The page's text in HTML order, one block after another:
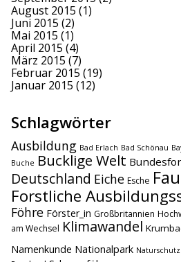
August 2015 (1)
Juni 2015 (2)
Mai 2015 (1)
April 2015 (4)
März 2015 (7)
Februar 2015 (19)
Januar 2015 (12)
Schlagwörter
Ausbildung Bad Erlach Bad Schönau
Buche Bucklige Welt
Deutschland Eiche Esche
Forstliche
Föhre Förster_in Großbritannien
am Wechsel Klimawandel
Namenkunde Nationalpark Naturschutz